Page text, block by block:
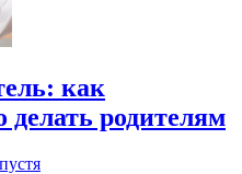
как
делать родителям